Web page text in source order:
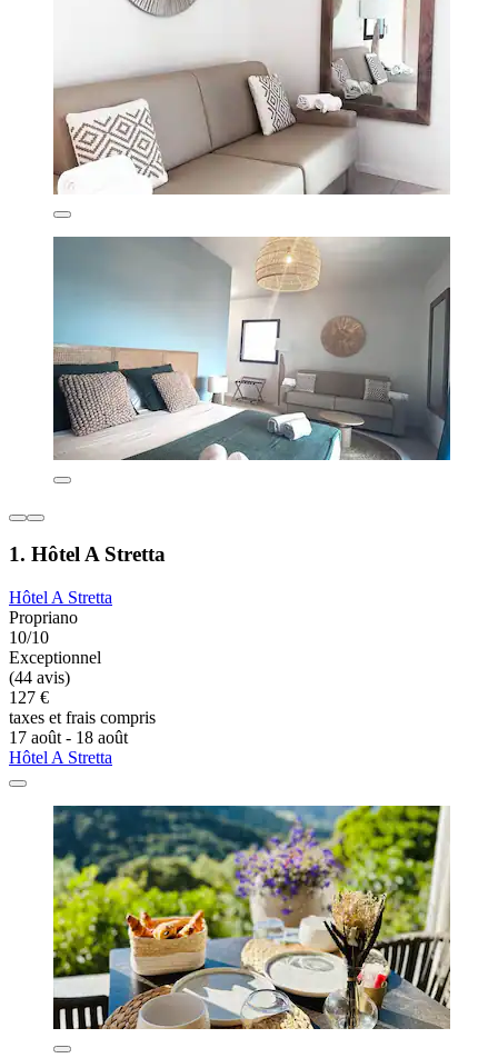
1. Hôtel A Stretta
Hôtel A Stretta
Propriano
10/10
Exceptionnel
(44 avis)
127 €
taxes et frais compris
17 août - 18 août
Hôtel A Stretta